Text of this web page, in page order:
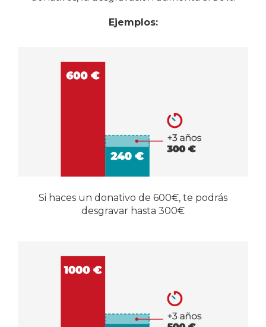
Ejemplos:
Si haces un donativo de 600€, te podrás
desgravar hasta 300€